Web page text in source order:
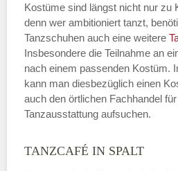
Kostüme sind längst nicht nur zu
denn wer ambitioniert tanzt,
Tanzschuhen auch eine weitere
Insbesondere die Teilnahme an
nach einem passenden Kostüm.
kann man diesbezüglich einen
auch den örtlichen Fachhandel
Tanzausstattung aufsuchen.
TANZCAFÉ IN SPALT